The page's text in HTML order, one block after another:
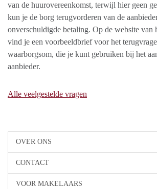
OVER ONS
CONTACT
VOOR MAKELAARS
van de huurovereenkomst, terwijl hier geen
kun je de borg terugvorderen van de
onverschuldigde betaling. Op de website van
vind je een voorbeeldbrief voor het
waarborgsom, die je kunt gebruiken bij het
aanbieder.
Alle veelgestelde vragen